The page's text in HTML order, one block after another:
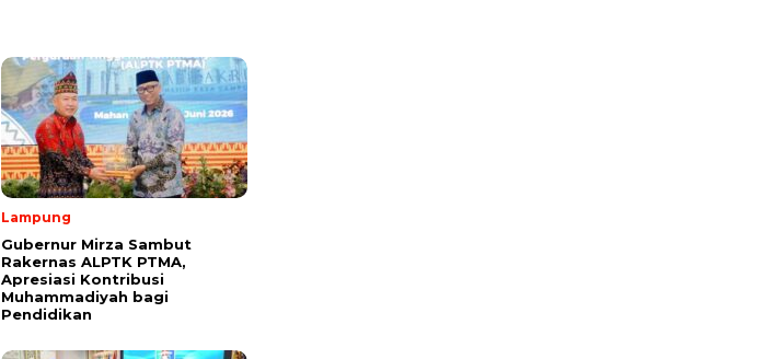
Lampung
Gubernur Mirza Sambut
Rakernas ALPTK PTMA,
Apresiasi Kontribusi
Muhammadiyah bagi
Pendidikan